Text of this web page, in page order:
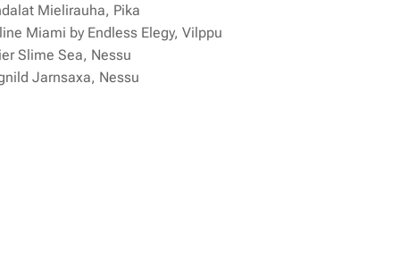
Mielirauha, Pika
Miami by Endless Elegy, Vilppu
Slime Sea, Nessu
Jarnsaxa, Nessu